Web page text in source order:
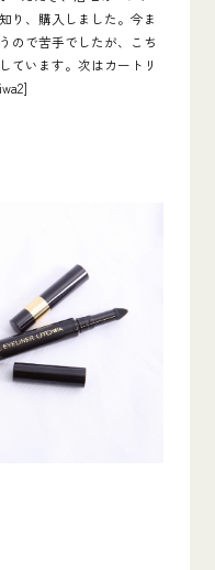
り、購入しました。今ま
ので苦手でしたが、こち
ています。次はカートリ